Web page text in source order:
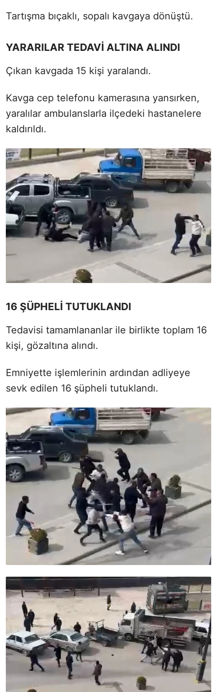
Tartışma bıçaklı, sopalı kavgaya dönüştü.
YARARILAR TEDAVİ ALTINA ALINDI
Çıkan kavgada 15 kişi yaralandı.
Kavga cep telefonu kamerasına yansırken,
yaralılar ambulanslarla ilçedeki hastanelere
kaldırıldı.
16 ŞÜPHELİ TUTUKLANDI
Tedavisi tamamlananlar ile birlikte toplam 16
kişi, gözaltına alındı.
Emniyette işlemlerinin ardından adliyeye
sevk edilen 16 şüpheli tutuklandı.